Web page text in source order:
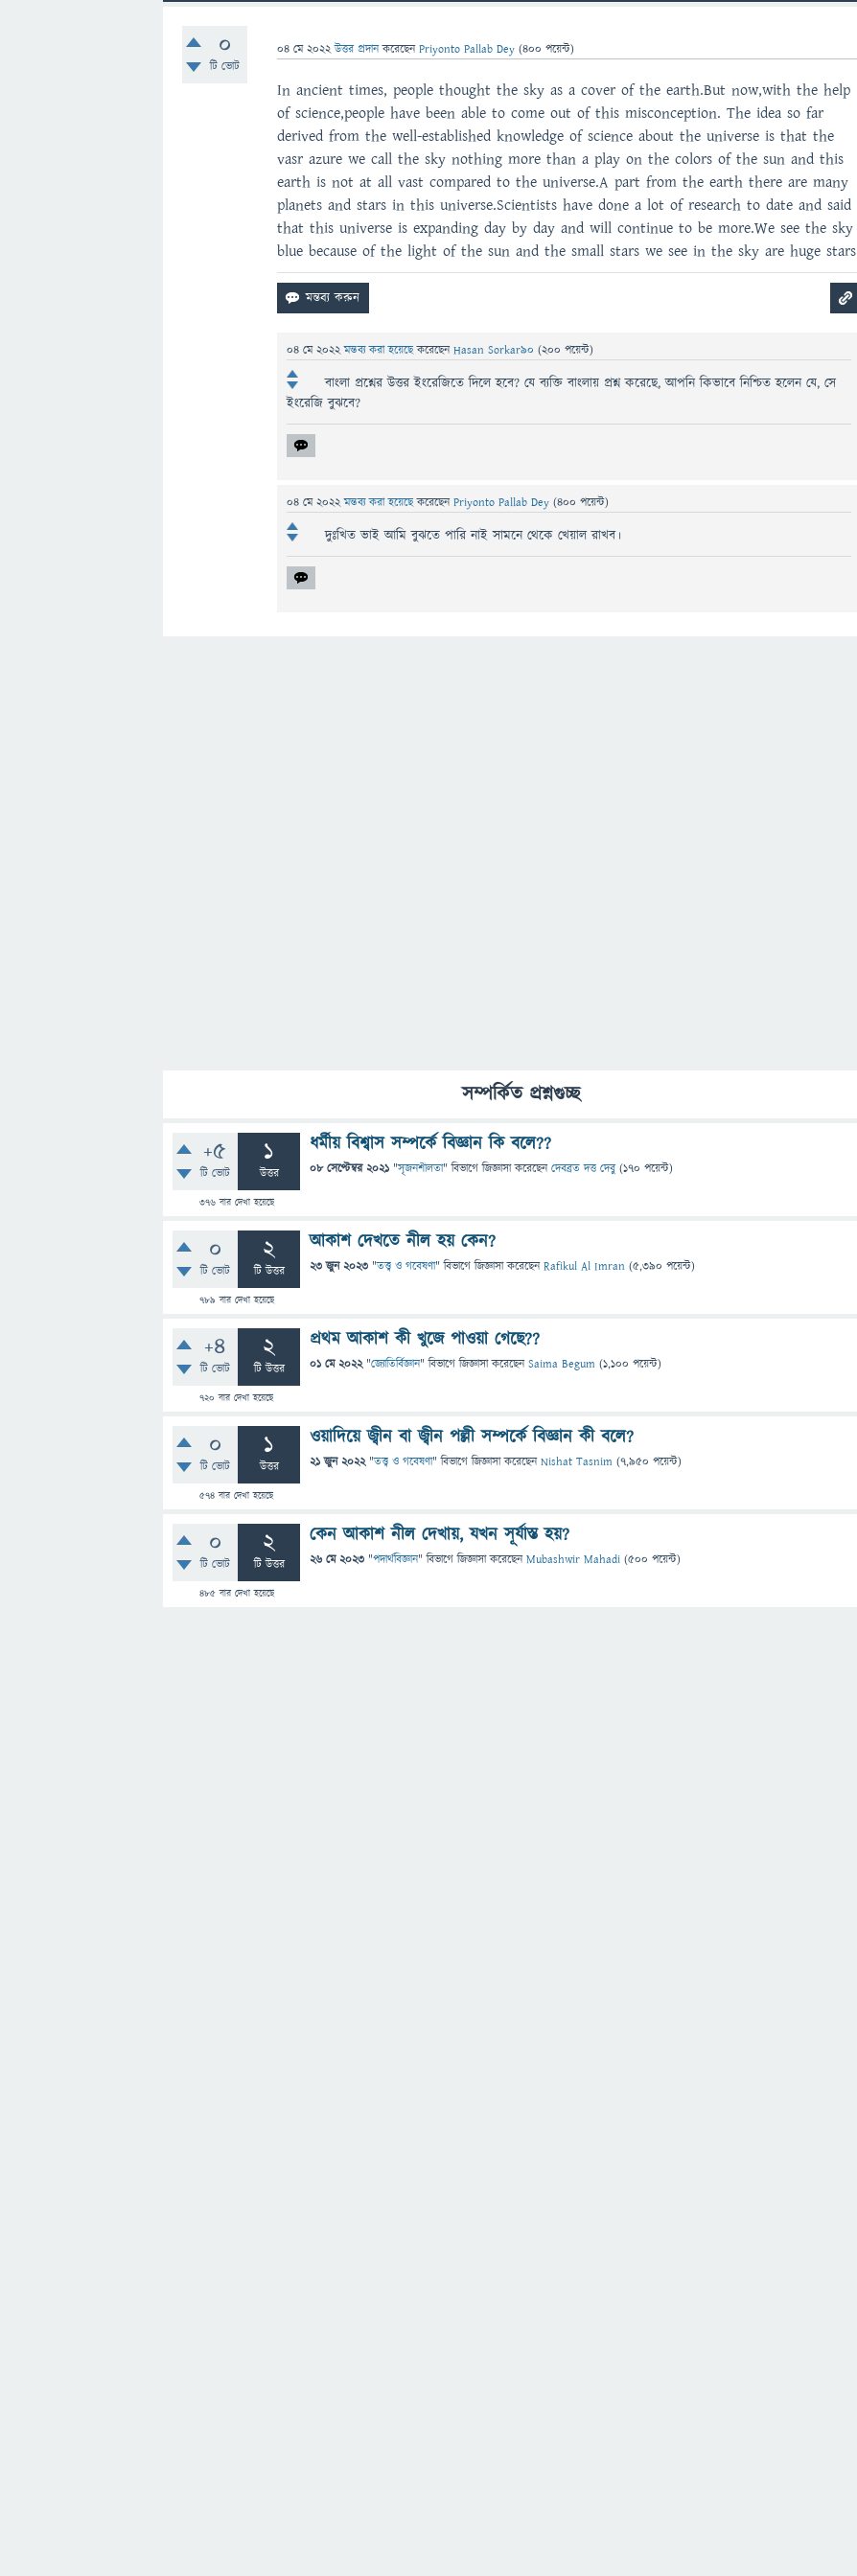
0
টি ভোট
04 মে 2022 উত্তর প্রদান করেছেনPriyonto Pallab Dey (400 পয়েন্ট)
In ancient times, people thought the sky as a cover of the earth.But now,with the help
of science,people have been able to come out of this misconception. The idea so far
derived from the well-established knowledge of science about the universe is that the
vasr azure we call the sky nothing more than a play on the colors of the sun and this
earth is not at all vast compared to the universe.A part from the earth there are many
planets and stars in this universe.Scientists have done a lot of research to date and said
that this universe is expanding day by day and will continue to be more.We see the sky
blue because of the light of the sun and the small stars we see in the sky are huge stars
04 মে 2022 মন্তব্য করা হয়েছেকরেছেনHasan Sorkar90 (200 পয়েন্ট)
বাংলা প্রশ্নের উত্তর ইংরেজিতে দিলে হবে? যে ব্যক্তি বাংলায় প্রশ্ন করেছে, আপনি কিভাবে নিশ্চিত হলেন যে, সে
ইংরেজি বুঝবে?
04 মে 2022 মন্তব্য করা হয়েছেকরেছেনPriyonto Pallab Dey (400 পয়েন্ট)
দুঃখিত ভাই আমি বুঝতে পারি নাই সামনে থেকে খেয়াল রাখব।
সম্পর্কিত প্রশ্নগুচ্ছ
+5
টি ভোট
1
উত্তর
376বার দেখা হয়েছে
ধর্মীয় বিশ্বাস সম্পর্কে বিজ্ঞান কি বলে??
08 সেপ্টেম্বর 2021 "সৃজনশীলতা" বিভাগে জিজ্ঞাসাকরেছেনদেবব্রত দত্ত দেবু (170 পয়েন্ট)
0
টি ভোট
2
টি উত্তর
789 বার দেখা হয়েছে
আকাশ দেখতে নীল হয় কেন?
23 জুন 2023 "তত্ত্ব ও গবেষণা" বিভাগে জিজ্ঞাসাকরেছেনRafikul Al Imran (5,390 পয়েন্ট)
+4
টি ভোট
2
টি উত্তর
720 বার দেখা হয়েছে
প্রথম আকাশ কী খুজে পাওয়া গেছে??
01 মে 2022 "জ্যোতির্বিজ্ঞান" বিভাগে জিজ্ঞাসাকরেছেনSaima Begum (1,100 পয়েন্ট)
0
টি ভোট
1
উত্তর
574 বার দেখা হয়েছে
ওয়াদিয়ে জ্বীন বা জ্বীন পল্লী সম্পর্কে বিজ্ঞান কী বলে?
21 জুন 2022 "তত্ত্ব ও গবেষণা" বিভাগে জিজ্ঞাসাকরেছেনNishat Tasnim (7,950 পয়েন্ট)
0
টি ভোট
2
টি উত্তর
485বার দেখা হয়েছে
কেন আকাশ নীল দেখায়, যখন সূর্যাস্ত হয়?
26 মে 2023 "পদার্থবিজ্ঞান" বিভাগে জিজ্ঞাসাকরেছেনMubashwir Mahadi (500 পয়েন্ট)